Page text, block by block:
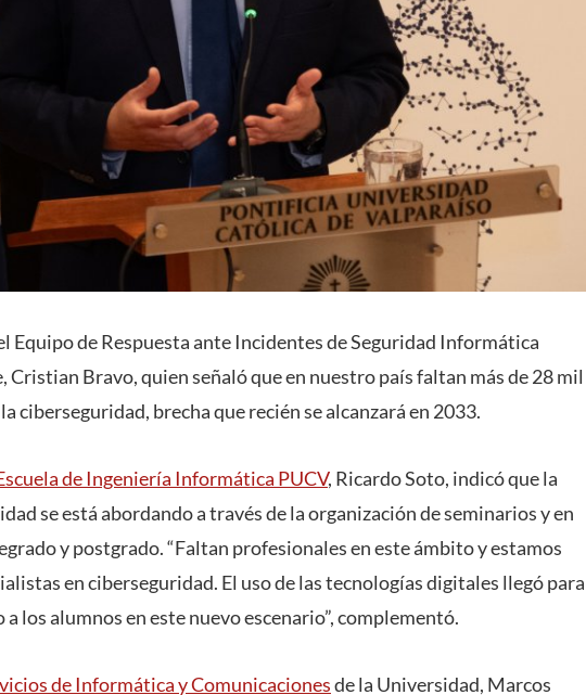
Equipo de Respuesta ante Incidentes de Seguridad Informática
Cristian Bravo, quien señaló que en nuestro país faltan más de 28 mil
ciberseguridad, brecha que recién se alcanzará en 2033.
de Ingeniería Informática PUCV, Ricardo Soto, indicó que la
se está abordando a través de la organización de seminarios y en
y postgrado. “Faltan profesionales en este ámbito y estamos
en ciberseguridad. El uso de las tecnologías digitales llegó para
los alumnos en este nuevo escenario”, complementó.
de Informática y Comunicacionesde la Universidad, Marcos